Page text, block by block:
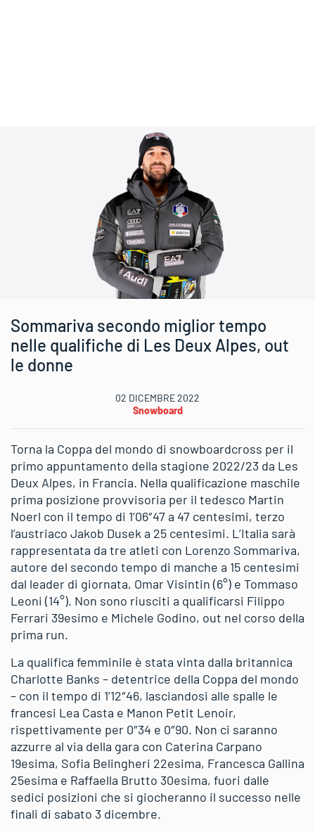
Sommariva secondo miglior tempo
nelle qualifiche di Les Deux Alpes, out
le donne
02 DICEMBRE 2022
Snowboard
Torna la Coppa del mondo di snowboardcross per il
primo appuntamento della stagione 2022/23 da Les
Deux Alpes, in Francia. Nella qualificazione maschile
prima posizione provvisoria per il tedesco Martin
Noerl con il tempo di 1’06″47 a 47 centesimi, terzo
l’austriaco Jakob Dusek a 25 centesimi. L’Italia sarà
rappresentata da tre atleti con Lorenzo Sommariva,
autore del secondo tempo di manche a 15 centesimi
dal leader di giornata, Omar Visintin (6°) e Tommaso
Leoni (14°). Non sono riusciti a qualificarsi Filippo
Ferrari 39esimo e Michele Godino, out nel corso della
prima run.
La qualifica femminile è stata vinta dalla britannica
Charlotte Banks – detentrice della Coppa del mondo
– con il tempo di 1’12″46, lasciandosi alle spalle le
francesi Lea Casta e Manon Petit Lenoir,
rispettivamente per 0″34 e 0″90. Non ci saranno
azzurre al via della gara con Caterina Carpano
19esima, Sofia Belingheri 22esima, Francesca Gallina
25esima e Raffaella Brutto 30esima, fuori dalle
sedici posizioni che si giocheranno il successo nelle
finali di sabato 3 dicembre.